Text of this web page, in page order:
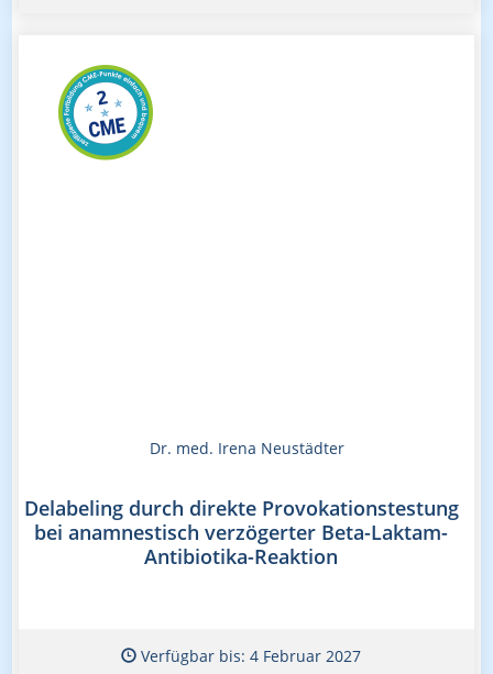
Dr. med. Irena Neustädter
Delabeling durch direkte Provokationstestung
bei anamnestisch verzögerter Beta-Laktam-
Antibiotika-Reaktion
Verfügbar bis: 4 Februar 2027